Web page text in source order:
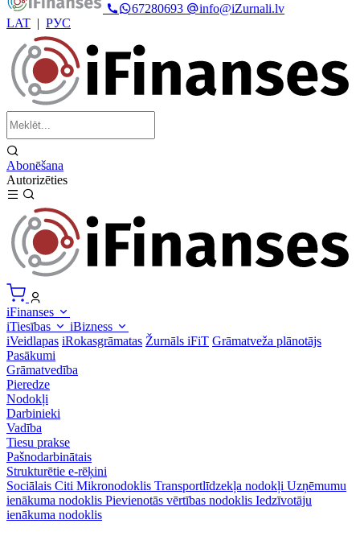
67280693
info@iZurnali.lv
LAT | РУС
Abonēšana
Autorizēties
iFinanses
iTiesības
iBizness
iVeidlapas iRokasgrāmatas Žurnāls iFiT Grāmatveža plānotājs
Pasākumi
Grāmatvedība
Pieredze
Nodokļi
Darbinieki
Vadība
Tiesu prakse
Pašnodarbinātais
Strukturētie e-rēķini
Sociālais Citi Mikronodoklis Transportlīdzekļa nodokļi Uzņēmumu
ienākuma nodoklis Pievienotās vērtības nodoklis Iedzīvotāju
ienākuma nodoklis